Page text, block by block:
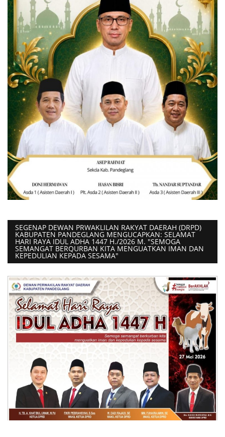
SEGENAP DEWAN PRWAKLILAN RAKYAT DAERAH (DRPD)
KABUPATEN PANDEGLANG MENGUCAPKAN: SELAMAT
HARI RAYA IDUL ADHA 1447 H./2026 M. "SEMOGA
SEMANGAT BERQURBAN KITA MENGUATKAN IMAN DAN
KEPEDULIAN KEPADA SESAMA"